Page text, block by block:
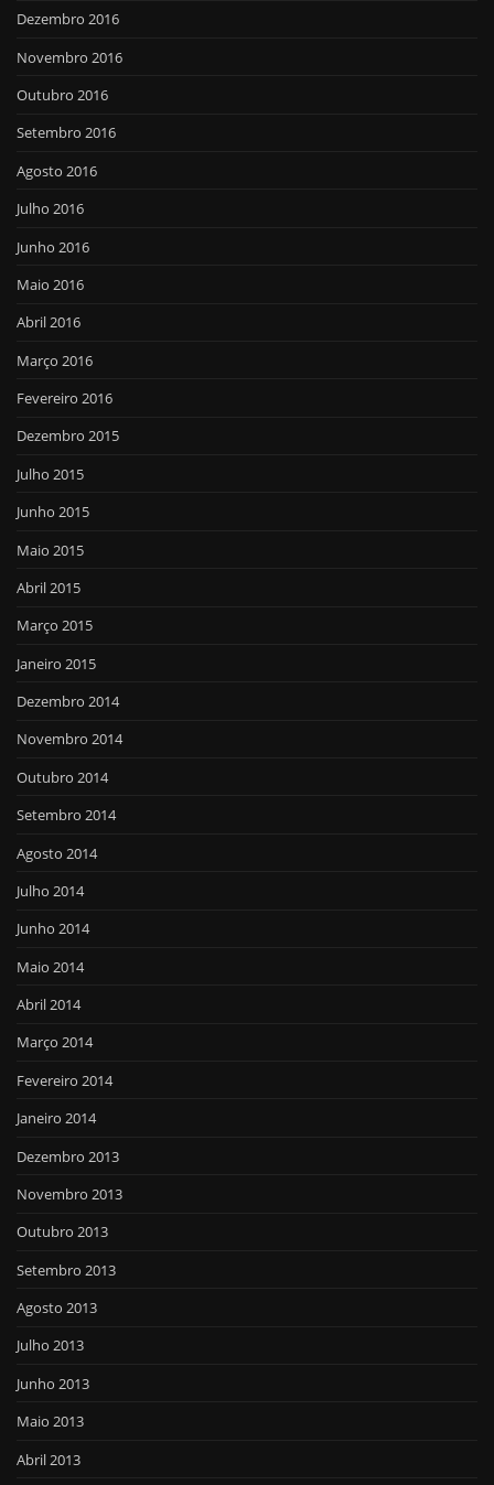
Dezembro 2016
Novembro 2016
Outubro 2016
Setembro 2016
Agosto 2016
Julho 2016
Junho 2016
Maio 2016
Abril 2016
Março 2016
Fevereiro 2016
Dezembro 2015
Julho 2015
Junho 2015
Maio 2015
Abril 2015
Março 2015
Janeiro 2015
Dezembro 2014
Novembro 2014
Outubro 2014
Setembro 2014
Agosto 2014
Julho 2014
Junho 2014
Maio 2014
Abril 2014
Março 2014
Fevereiro 2014
Janeiro 2014
Dezembro 2013
Novembro 2013
Outubro 2013
Setembro 2013
Agosto 2013
Julho 2013
Junho 2013
Maio 2013
Abril 2013